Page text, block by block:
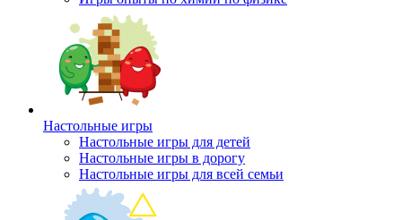
Настольные игры
Настольные игры для детей
Настольные игры в дорогу
Настольные игры для всей семьи